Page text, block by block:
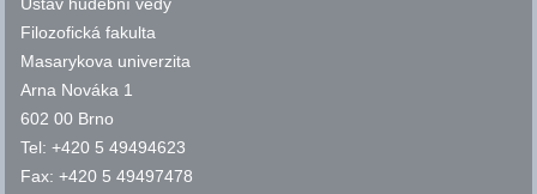
Ústav hudební vědy
Filozofická fakulta
Masarykova univerzita
Arna Nováka 1
602 00 Brno
Tel: +420 5 49494623
Fax: +420 5 49497478